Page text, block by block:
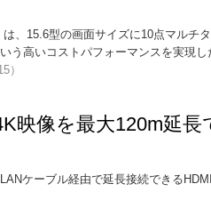
、15.6型の画面サイズに10点マルチ
う高いコストパフォーマンスを実現
）
映像を最大120m延
ケーブル経由で延長接続できる